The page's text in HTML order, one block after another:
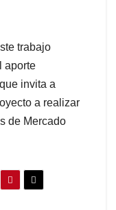
trabajo
aporte
invita a
a realizar
de Mercado